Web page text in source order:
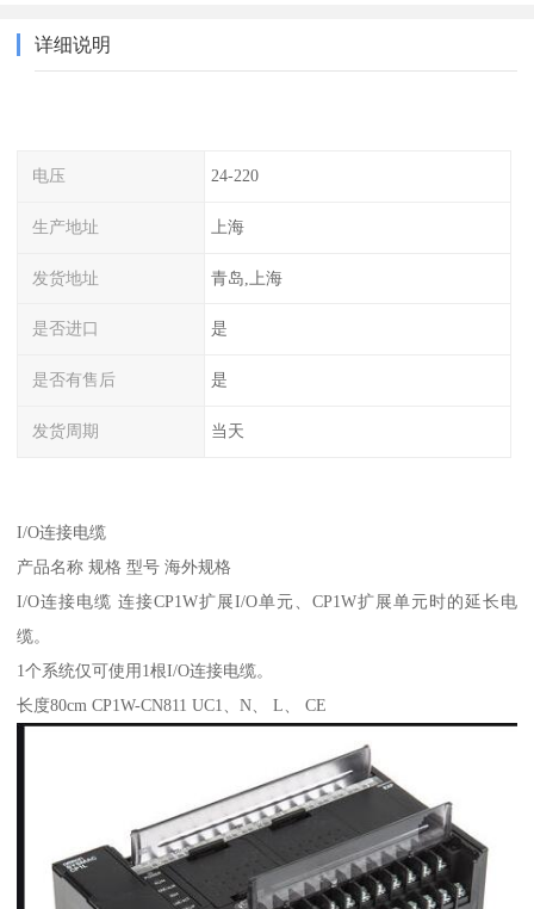
详细说明
电压 24-220
生产地址 上海
发货地址 青岛,上海
是否进口 是
是否有售后 是
发货周期 当天
I/O连接电缆
产品名称 规格 型号 海外规格
I/O连接电缆 连接CP1W扩展I/O单元、CP1W扩展单元时的延长电
缆。
1个系统仅可使用1根I/O连接电缆。
长度80cm CP1W-CN811 UC1、N、 L、 CE